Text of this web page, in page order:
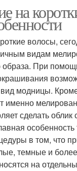
на
волосы,
видам
образа. При
модницы.
сделать
особенность
в том, что
темные и
на